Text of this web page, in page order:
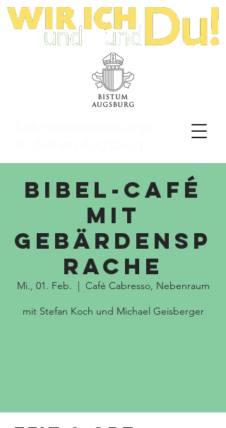
Bibel-Café
mit
Gebärdensp
rache
Mi., 01. Feb.
  |
Café Cabresso, Nebenraum
mit Stefan Koch und Michael Geisberger